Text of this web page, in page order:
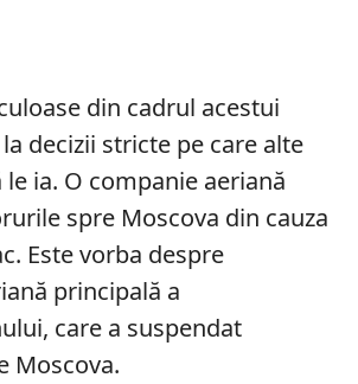
din cadrul acestui
decizii stricte pe care alte
ia. O companie aeriană
spre Moscova din cauza
Este vorba despre
principală a
care a suspendat
Moscova.